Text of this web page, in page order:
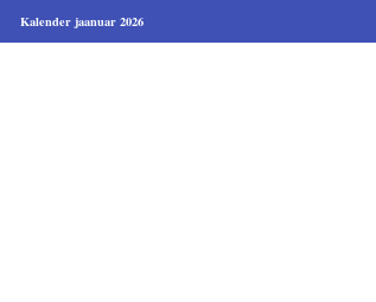
Kalender jaanuar 2026